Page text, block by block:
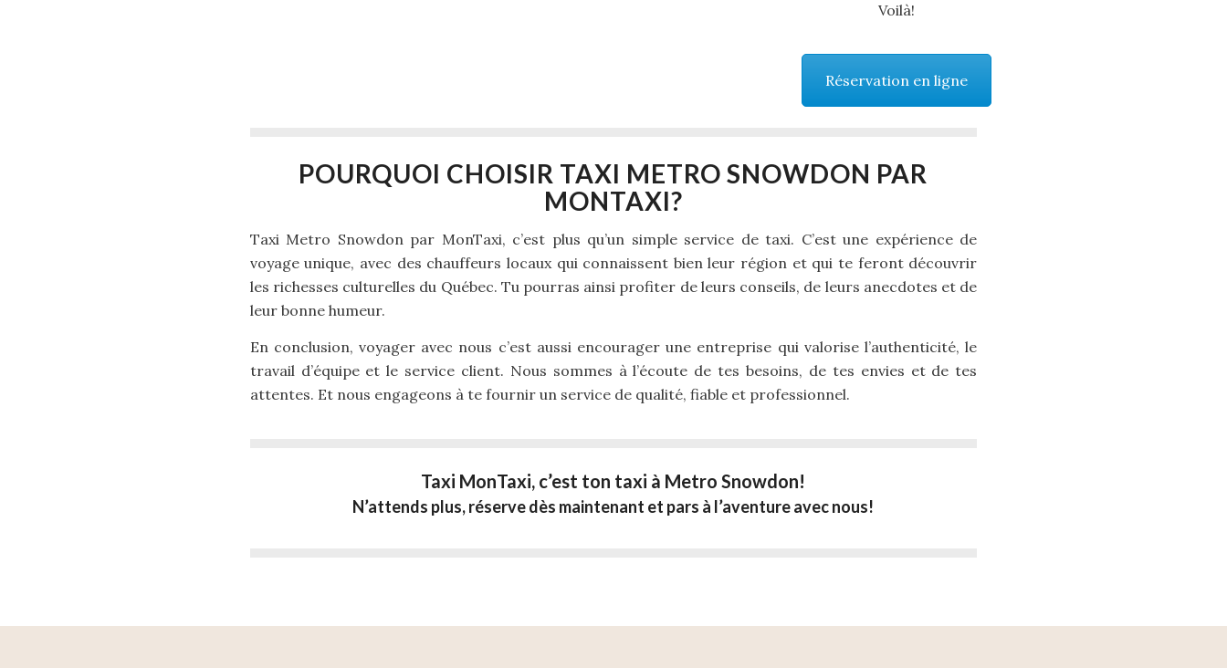
Voilà!
Réservation en ligne
POURQUOI CHOISIR TAXI METRO SNOWDON PAR
MONTAXI?
Taxi Metro Snowdon par MonTaxi, c’est plus qu’un simple service de taxi. C’est une expérience de
voyage unique, avec des chauffeurs locaux qui connaissent bien leur région et qui te feront découvrir
les richesses culturelles du Québec. Tu pourras ainsi profiter de leurs conseils, de leurs anecdotes et de
leur bonne humeur.
En conclusion, voyager avec nous c’est aussi encourager une entreprise qui valorise l’authenticité, le
travail d’équipe et le service client. Nous sommes à l’écoute de tes besoins, de tes envies et de tes
attentes. Et nous engageons à te fournir un service de qualité, fiable et professionnel.
Taxi MonTaxi, c’est ton taxi à Metro Snowdon!
N’attends plus, réserve dès maintenant et pars à l’aventure avec nous!